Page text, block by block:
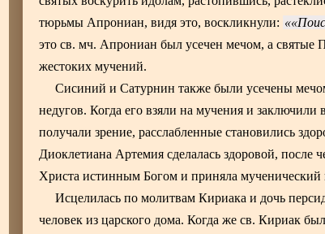
тюрьмы Апрониан, видя это, воскликнули:
это св. мч. Апрониан был усечен мечом, а
жестоких мучений.
Сисиний и Сатурнин также были усечены
недугов. Когда его взяли на мучения и
получали зрение, расслабленные становились
Диоклетиана Артемия сделалась здоровой, после
Христа истинным Богом и приняла мученический
Исцелилась по молитвам Кириака и дочь
человек из царского дома. Когда же св. Кириак